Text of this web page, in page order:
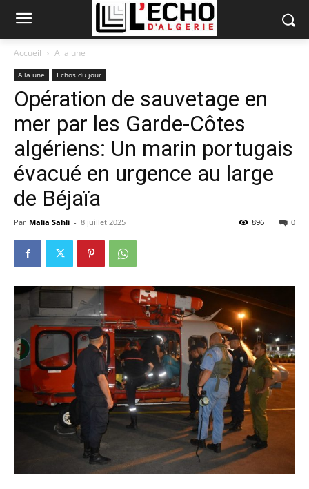
Accueil A la une
A la une Echos du jour
Opération de sauvetage en
mer par les Garde-Côtes
algériens: Un marin portugais
évacué en urgence au large
de Béjaïa
Par Malia Sahli - 8 juillet 2025 0
896